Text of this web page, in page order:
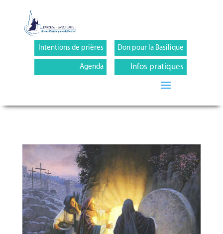
Intentions de prières
Agenda
Don pour la Basilique
Infos pratiques